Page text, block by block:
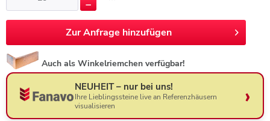
ZurAnfrage hinzufügen
Auch als Winkelriemchen verfügbar!
NEUHEIT – nur bei uns!
Ihre Lieblingssteine live an Referenzhäusern
visualisieren